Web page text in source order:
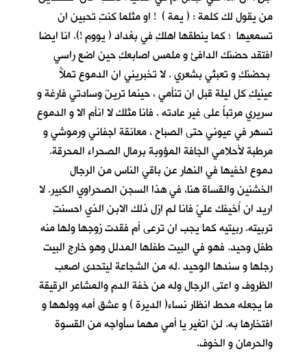
من يقول لك كلمة : ( يمة ) ! او مثلما كنتِ تحبين ان
تسمعيها ؛ كما ينطقها اهلكِ في بغداد ( يووم !). انا ايضا
افتقد حضنك الدافئ و ملمس اصابعكِ حين اضع راسي
بحضنكِ و تعبثي بشعري . لا تخبريني ان الدموع تملأُ
عينيكِ كل ليلة قبل ان تنأمي ، حينما ترينَ وسادتي فارغة و
سريري مرتباً على غير عادته . فانا مثلك لا انأم الا و الدموع
تسهر في عيوني حتى الصباح ، معانقة اجفاني ورموشي و
مرطبة لأحلامي الجافة المؤوبة برمال الصحراء المحرقة.
دموع اخفيها في النهار عن باقي الناس من الرجال
الخشنين والقساة هنا، في هذا السجن الصحراوي الكبير. لا
اريد ان اُخيفك عليّ فانا لم ازل ذلك الابن الذي احسنتِ
تربيته. ربيتيه كما يجب ان ترعى أم فقدت زوجها ولها منه
طفل وحيد. فهو في البيت طفلها المدلل وهو خارج البيت
رجلها و سندها الوحيد .له من الشجاعة ليتحدى اصعب
الظروف و اعتى الرجال وله من خفة الدم والمشاعر الرقيقة
ما يجعله محط انظار نساء( الديرة ) و عشق أمه وولهها و
افتخارها به. لن اتغير يا أمي مهما سأواجه من القسوة
والحرمان و الخوف.